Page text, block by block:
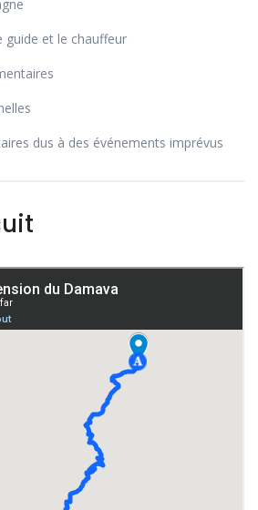
guide et le chauffeur
dus à des événements imprévus